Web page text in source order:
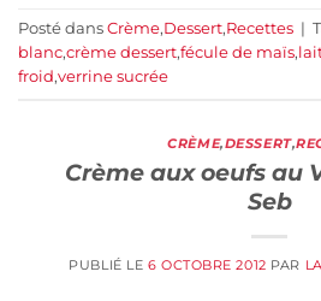
Posté dans Crème,Dessert,Recettes |
blanc,crème dessert,fécule de maïs,
froid,verrine sucrée
CRÈME,DESSERT,
Crème aux oeufs au
Seb
PUBLIÉ LE 6 OCTOBRE 2012 PAR